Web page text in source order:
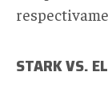
STARK VS.